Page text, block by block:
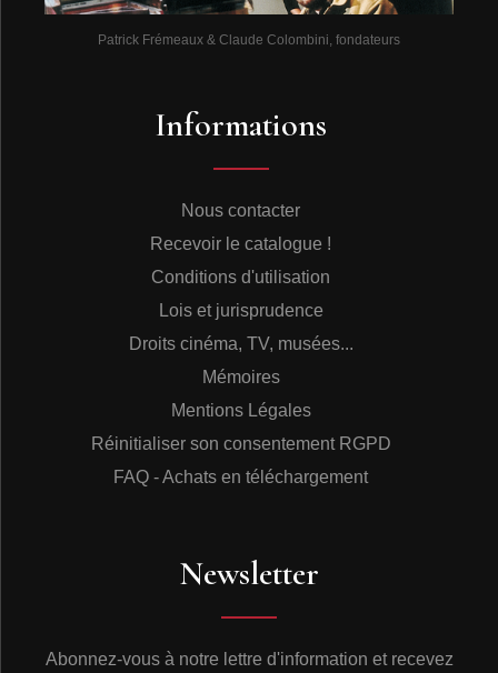
Thomas Young imagine fixer des sons sur un support
matériel dans son livre « A course of lectures on natural
coté, reproduire les vibrations d’un diapason à l’aide
français, Wertheim et Duhamel font évoluer la
vibrographie sur divers supports en utilisant également
vibrations sont bien présents mais personne n’a encore
conçu la possibilité de fixer un son avec ses
harmoniques sur un support. C’est un ouvrier
typographe français nommé Edouard Léon Scott de
Martinville qui va en 1853 parler de « fixer les sons de
l’air ». Il effectue de nombreuses et fastidieuses
recherches jusqu’au 26 janvier 1857 où il dépose ses
premières notes à l’Académie des Sciences : dans ce
pli il précise qu’il ne cherche pas à reproduire les ondes
son enregistreur graphique. L’appareil rudimentaire doté
d’un pavillon acoustique va l’amener à faire évoluer son
s’associe avec Koenig un constructeur d’instruments de
physique afin de mettre sur le marché un appareil plus
perfectionné que celui de 1857. En juillet 1859, un
Patrick Frémeaux & Claude Colombini, fondateurs
Informations
Nous contacter
Recevoir le catalogue !
Conditions d'utilisation
Lois et jurisprudence
Droits cinéma, TV, musées...
Mémoires
Mentions Légales
Réinitialiser son consentement RGPD
FAQ - Achats en téléchargement
Newsletter
Abonnez-vous à notre lettre d'information et recevez